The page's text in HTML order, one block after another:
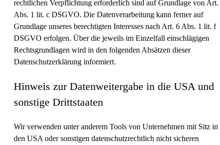
rechtlichen Verpflichtung erforderlich sind auf Grundlage von Art.
Abs. 1 lit. c DSGVO. Die Datenverarbeitung kann ferner auf
Grundlage unseres berechtigten Interesses nach Art. 6 Abs. 1 lit. f
DSGVO erfolgen. Über die jeweils im Einzelfall einschlägigen
Rechtsgrundlagen wird in den folgenden Absätzen dieser
Datenschutzerklärung informiert.
Hinweis zur Datenweitergabe in die USA und
sonstige Drittstaaten
Wir verwenden unter anderem Tools von Unternehmen mit Sitz in
den USA oder sonstigen datenschutzrechtlich nicht sicheren